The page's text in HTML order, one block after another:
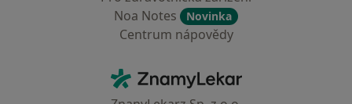
Noa Notes
Novinka
Centrum nápovědy
ZnamyLekar - Hlavní stránka